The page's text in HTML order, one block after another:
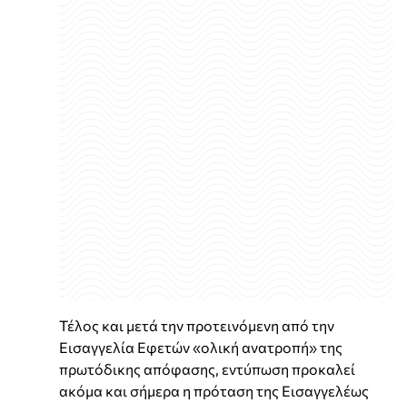
Τέλος και μετά την προτεινόμενη από την
Εισαγγελία Εφετών «ολική ανατροπή» της
πρωτόδικης απόφασης, εντύπωση προκαλεί
ακόμα και σήμερα η πρόταση της Εισαγγελέως